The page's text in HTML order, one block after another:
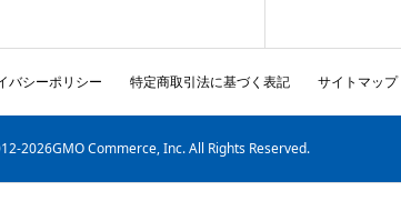
バシーポリシー 特定商取引法に基づく表記 サイトマップ
2026GMO Commerce, Inc. All Rights Reserved.